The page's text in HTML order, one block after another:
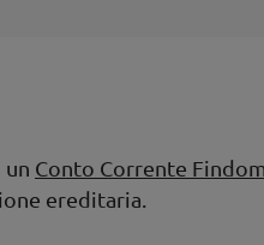
un Conto Corrente
ereditaria.